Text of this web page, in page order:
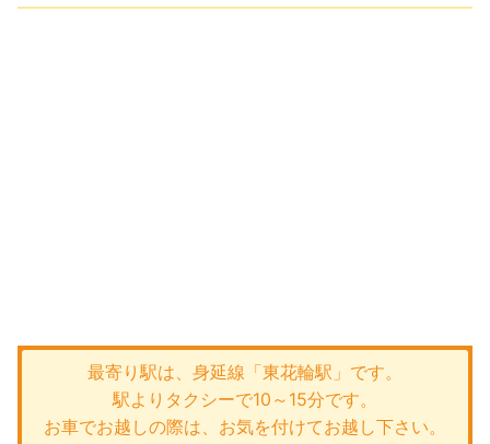
最寄り駅は、身延線「東花輪駅」です。
駅よりタクシーで10～15分です。
お車でお越しの際は、お気を付けてお越し下さい。